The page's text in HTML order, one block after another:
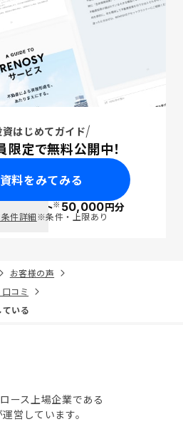
はじめてガイド
限定で無料公開中！
料をみてみる
ポイント※50,000円分
件詳細※条件・上限あり
お客様の声
コミ
いる
ース上場企業である
営しています。